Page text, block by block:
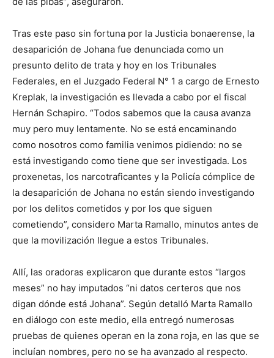
Tras este paso sin fortuna por la Justicia bonaerense, la
desaparición de Johana fue denunciada como un
presunto delito de trata y hoy en los Tribunales
Federales, en el Juzgado Federal N° 1 a cargo de Ernesto
Kreplak, la investigación es llevada a cabo por el fiscal
Hernán Schapiro. “Todos sabemos que la causa avanza
muy pero muy lentamente. No se está encaminando
como nosotros como familia venimos pidiendo: no se
está investigando como tiene que ser investigada. Los
proxenetas, los narcotraficantes y la Policía cómplice de
la desaparición de Johana no están siendo investigando
por los delitos cometidos y por los que siguen
cometiendo”, considero Marta Ramallo, minutos antes de
que la movilización llegue a estos Tribunales.
Allí, las oradoras explicaron que durante estos “largos
meses” no hay imputados “ni datos certeros que nos
digan dónde está Johana”. Según detalló Marta Ramallo
en diálogo con este medio, ella entregó numerosas
pruebas de quienes operan en la zona roja, en las que se
incluían nombres, pero no se ha avanzado al respecto.